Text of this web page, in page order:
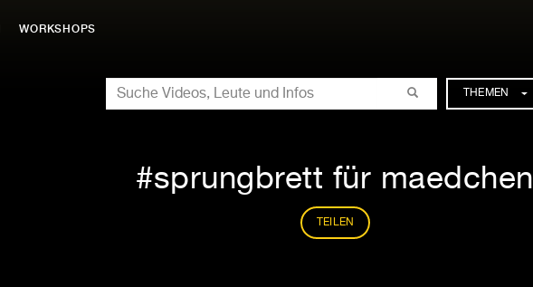
WORKSHOPS
SUCHE
THEMEN
sprungbrett für maedchen
TEILEN